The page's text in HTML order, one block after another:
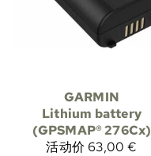
GARMIN
Lithium battery
(GPSMAP® 276Cx)
活动价 63,00 €